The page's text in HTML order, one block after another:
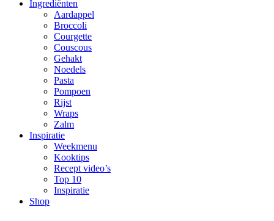
Ingrediënten
Aardappel
Broccoli
Courgette
Couscous
Gehakt
Noedels
Pasta
Pompoen
Rijst
Wraps
Zalm
Inspiratie
Weekmenu
Kooktips
Recept video’s
Top 10
Inspiratie
Shop